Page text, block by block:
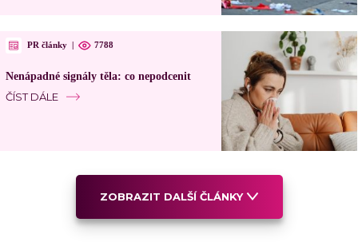
PR články 7788
Nenápadné signály těla: co nepodcenit
ČÍST DÁLE
ZOBRAZIT DALŠÍ ČLÁNKY